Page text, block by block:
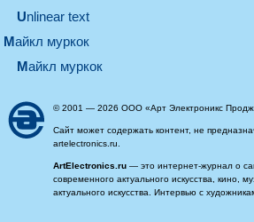
Unlinear text
майкл муркок
майкл муркок
© 2001 — 2026 ООО «Арт Электроникс
Сайт может содержать контент, не
artelectronics.ru.
ArtElectronics.ru — это интернет-журнал о
современного актуального искусства,
актуального искусства. Интервью с